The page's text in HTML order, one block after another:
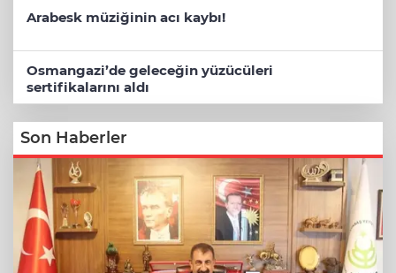
Arabesk müziğinin acı kaybı!
Osmangazi’de geleceğin yüzücüleri
sertifikalarını aldı
Son Haberler